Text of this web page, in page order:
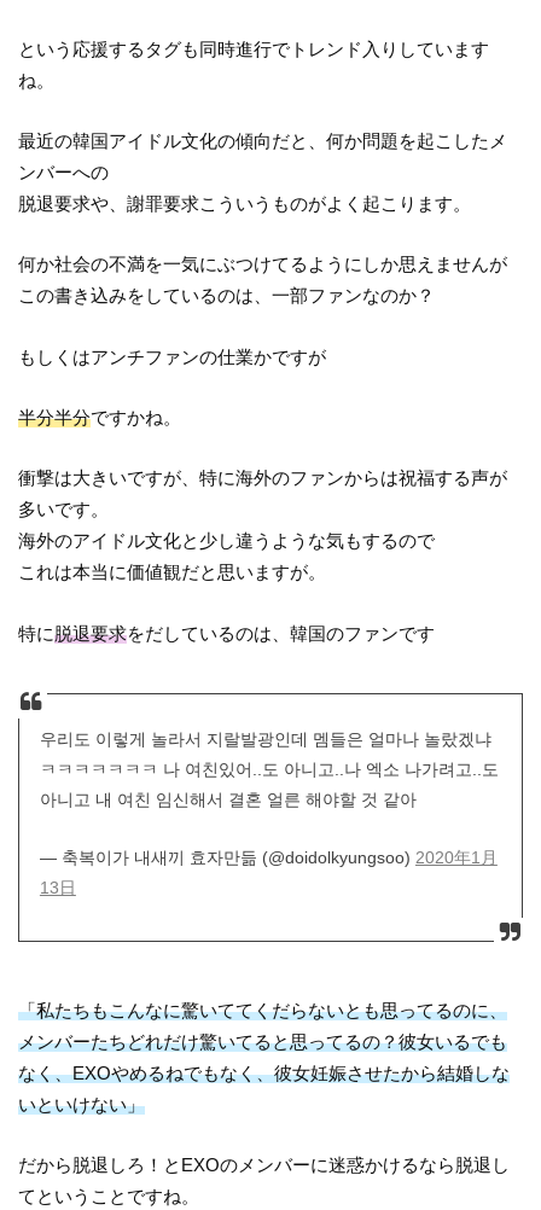
という応援するタグも同時進行でトレンド入りしています
ね。
最近の韓国アイドル文化の傾向だと、何か問題を起こしたメ
ンバーへの
脱退要求や、謝罪要求こういうものがよく起こります。
何か社会の不満を一気にぶつけてるようにしか思えませんが
この書き込みをしているのは、一部ファンなのか？
もしくはアンチファンの仕業かですが
半分半分ですかね。
衝撃は大きいですが、特に海外のファンからは祝福する声が
多いです。
海外のアイドル文化と少し違うような気もするので
これは本当に価値観だと思いますが。
特に脱退要求をだしているのは、韓国のファンです
우리도 이렇게 놀라서 지랄발광인데 멤들은 얼마나 놀랐겠냐
ㅋㅋㅋㅋㅋㅋㅋ 나 여친있어..도 아니고..나 엑소 나가려고..도
아니고 내 여친 임신해서 결혼 얼른 해야할 것 같아
— 축복이가 내새끼 효자만듦 (@doidolkyungsoo) 2020年1月
13日
「私たちもこんなに驚いててくだらないとも思ってるのに、
メンバーたちどれだけ驚いてると思ってるの？彼女いるでも
なく、EXOやめるねでもなく、彼女妊娠させたから結婚しな
いといけない」
だから脱退しろ！とEXOのメンバーに迷惑かけるなら脱退し
てということですね。